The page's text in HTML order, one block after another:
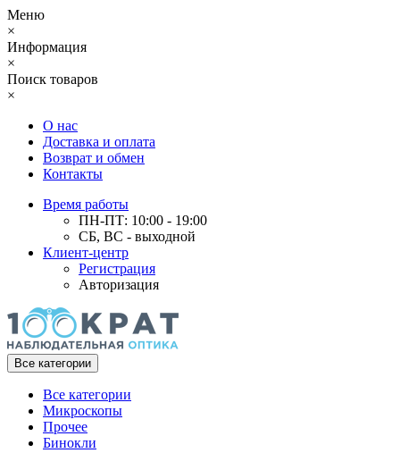
Меню
×
Информация
×
Поиск товаров
×
О нас
Доставка и оплата
Возврат и обмен
Контакты
Время работы
ПН-ПТ: 10:00 - 19:00
СБ, ВС - выходной
Клиент-центр
Регистрация
Авторизация
Все категории
Все категории
Микроскопы
Прочее
Бинокли